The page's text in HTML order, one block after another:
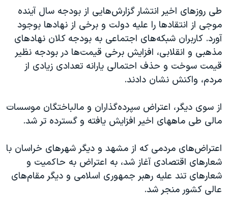
طی روزهای اخیر انتشار گزارش‌هایی از بودجه سال آینده
موجی از انتقادها را علیه دولت و برخی از نهادها بوجود
آورد. کاربران شبکه‌های اجتماعی به بودجه کلان نهادهای
مذهبی و انقلابی، افزایش برخی قیمت‌ها در بودجه نظیر
قیمت سوخت و حذف احتمالی یارانه تعدادی زیادی از
مردم، واکنش نشان دادند.
از سوی دیگر، اعتراض سپرده‌گذاران و مالباختگان موسسات
مالی طی ماههای اخیر افزایش یافته و گسترده تر شد.
اعتراض‌های مردمی که از مشهد و دیگر شهرهای خراسان با
شعارهای اقتصادی آغاز شد، به اعتراض به حاکمیت و
شعارهای تند علیه رهبر جمهوری اسلامی و دیگر مقام‌های
عالی کشور منجر شد.